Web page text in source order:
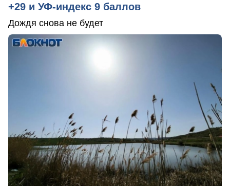
+29 и УФ-индекс 9 баллов
Дождя снова не будет